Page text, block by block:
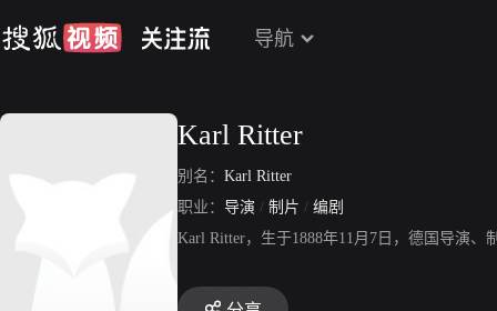
导航
Karl Ritter
别名： Karl Ritter
职业： 导演 / 制片 / 编剧
Karl Ritter，生于1888年11月7日，德国导演、